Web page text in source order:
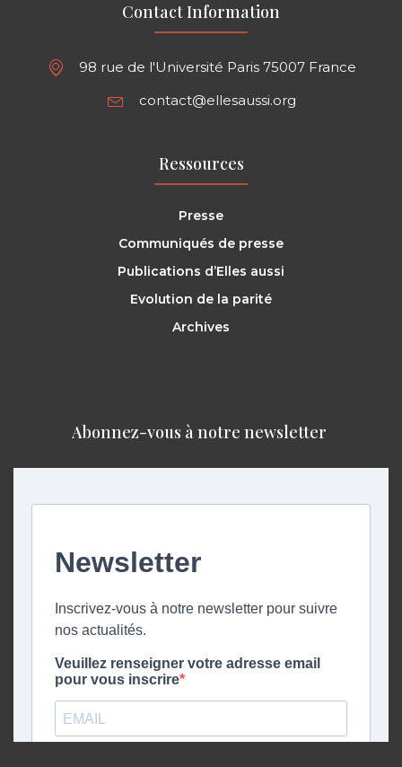
Contact Information
98 rue de l'Université Paris 75007 France
contact@ellesaussi.org
Ressources
Presse
Communiqués de presse
Publications d’Elles aussi
Evolution de la parité
Archives
Abonnez-vous à notre newsletter ​